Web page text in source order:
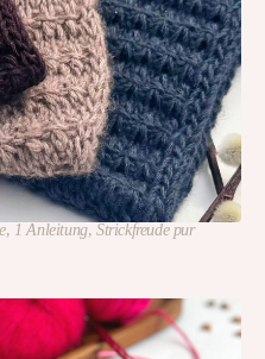
1 Anleitung, Strickfreude pur